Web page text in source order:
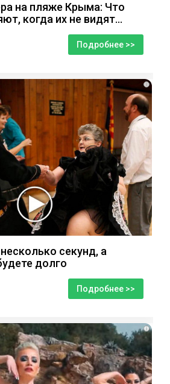
на пляже Крыма: Что
когда их не видят...
Подробнее >>
i
секунд, а
долго
Подробнее >>
i